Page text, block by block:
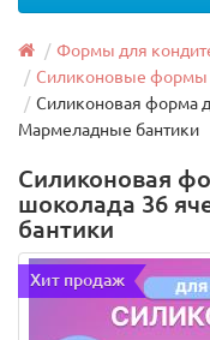
Формы для
Силиконовые формы
Силиконовая форма
Мармеладные бантики
Силиконовая
шоколада 36
бантики
Хит продаж